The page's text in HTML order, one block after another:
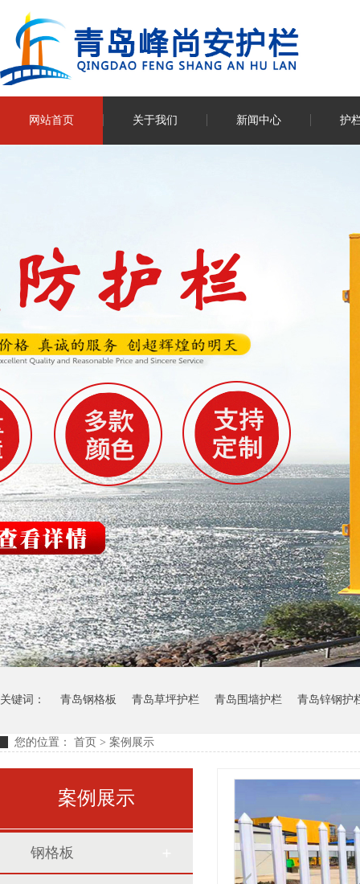
网站首页 关于我们 新闻中心 护
关键词： 青岛钢格板 青岛草坪护栏 青岛围墙护栏 青岛锌钢护
您的位置： 首页 > 案例展示
案例展示
钢格板